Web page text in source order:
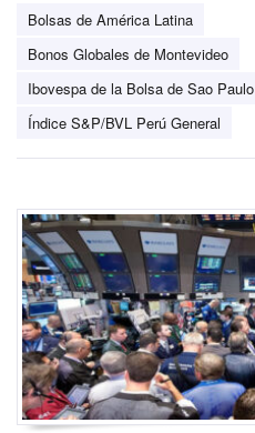
Bolsas de América Latina
Bonos Globales de Montevideo
Ibovespa de la Bolsa de Sao Paulo
Índice S&P/BVL Perú General